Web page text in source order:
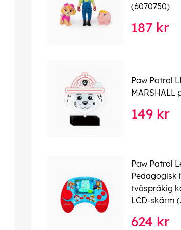
(6070750)
187 kr
Paw Patrol
MARSHALL
149 kr
Paw Patrol
Pedagogisk
tvåspråkig
LCD-skärm
624 kr